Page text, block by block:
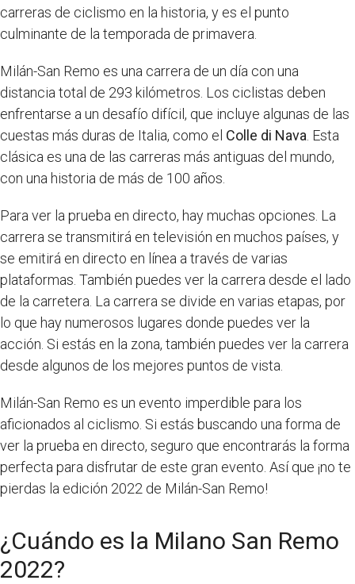
carreras de ciclismo en la historia, y es el punto
culminante de la temporada de primavera.
Milán-San Remo es una carrera de un día con una
distancia total de 293 kilómetros. Los ciclistas deben
enfrentarse a un desafío difícil, que incluye algunas de las
cuestas más duras de Italia, como el Colle di Nava . Esta
clásica es una de las carreras más antiguas del mundo,
con una historia de más de 100 años.
Para ver la prueba en directo, hay muchas opciones. La
carrera se transmitirá en televisión en muchos países, y
se emitirá en directo en línea a través de varias
plataformas. También puedes ver la carrera desde el lado
de la carretera. La carrera se divide en varias etapas, por
lo que hay numerosos lugares donde puedes ver la
acción. Si estás en la zona, también puedes ver la carrera
desde algunos de los mejores puntos de vista.
Milán-San Remo es un evento imperdible para los
aficionados al ciclismo. Si estás buscando una forma de
ver la prueba en directo, seguro que encontrarás la forma
perfecta para disfrutar de este gran evento. Así que ¡no te
pierdas la edición 2022 de Milán-San Remo!
¿Cuándo es la Milano San Remo
2022?